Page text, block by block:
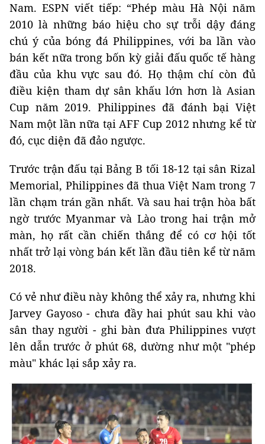
Nam. ESPN viết tiếp: “Phép màu Hà Nội năm
2010 là những báo hiệu cho sự trỗi dậy đáng
chú ý của bóng đá Philippines, với ba lần vào
bán kết nữa trong bốn kỳ giải đấu quốc tế hàng
đầu của khu vực sau đó. Họ thậm chí còn đủ
điều kiện tham dự sân khấu lớn hơn là Asian
Cup năm 2019. Philippines đã đánh bại Việt
Nam một lần nữa tại AFF Cup 2012 nhưng kể từ
đó, cục diện đã đảo ngược.
Trước trận đấu tại Bảng B tối 18-12 tại sân Rizal
Memorial, Philippines đã thua Việt Nam trong 7
lần chạm trán gần nhất. Và sau hai trận hòa bất
ngờ trước Myanmar và Lào trong hai trận mở
màn, họ rất cần chiến thắng để có cơ hội tốt
nhất trở lại vòng bán kết lần đầu tiên kể từ năm
2018.
Có vẻ như điều này không thể xảy ra, nhưng khi
Jarvey Gayoso - chưa đầy hai phút sau khi vào
sân thay người - ghi bàn đưa Philippines vượt
lên dẫn trước ở phút 68, dường như một "phép
màu" khác lại sắp xảy ra.